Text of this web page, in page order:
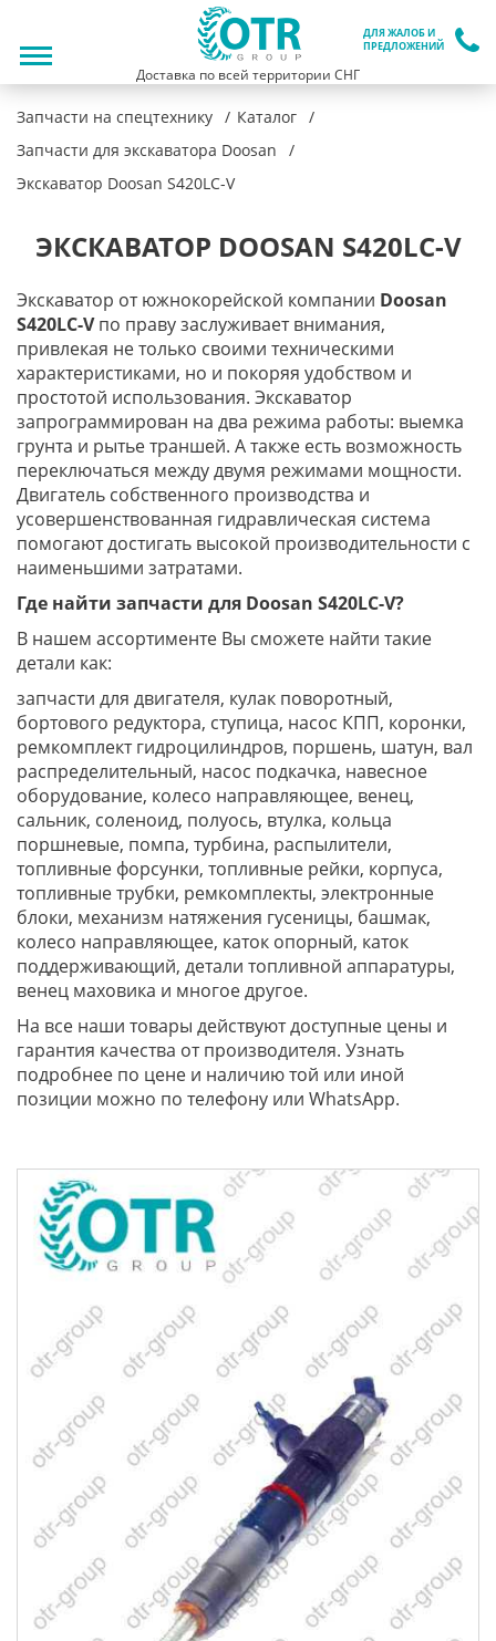
ДЛЯ ЖАЛОБ И
ПРЕДЛОЖЕНИЙ
Доставка по всей территории СНГ
Запчасти на спецтехнику
Каталог
Запчасти для экскаватора Doosan
Экскаватор Doosan S420LC-V
ЭКСКАВАТОР DOOSAN S420LC-V
Экскаватор от южнокорейской компании Doosan
S420LC-Vпо праву заслуживает внимания,
привлекая не только своими техническими
характеристиками, но и покоряя удобством и
простотой использования. Экскаватор
запрограммирован на два режима работы: выемка
грунта и рытье траншей. А также есть возможность
переключаться между двумя режимами мощности.
Двигатель собственного производства и
усовершенствованная гидравлическая система
помогают достигать высокой производительности с
наименьшими затратами.
Где найти запчасти для Doosan S420LC-V?
В нашем ассортименте Вы сможете найти такие
детали как:
запчасти для двигателя, кулак поворотный,
бортового редуктора, ступица, насос КПП, коронки,
ремкомплект гидроцилиндров, поршень, шатун, вал
распределительный, насос подкачка, навесное
оборудование, колесо направляющее, венец,
сальник, соленоид, полуось, втулка, кольца
поршневые, помпа, турбина, распылители,
топливные форсунки, топливные рейки, корпуса,
топливные трубки, ремкомплекты, электронные
блоки, механизм натяжения гусеницы, башмак,
колесо направляющее, каток опорный, каток
поддерживающий, детали топливной аппаратуры,
венец маховика и многое другое.
На все наши товары действуют доступные цены и
гарантия качества от производителя. Узнать
подробнее по цене и наличию той или иной
позиции можно по телефону или WhatsApp.